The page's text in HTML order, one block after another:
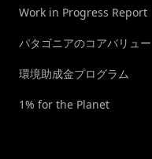
Work in Progress Report
パタゴニアのコアバリュー
環境助成金プログラム
1% for the Planet